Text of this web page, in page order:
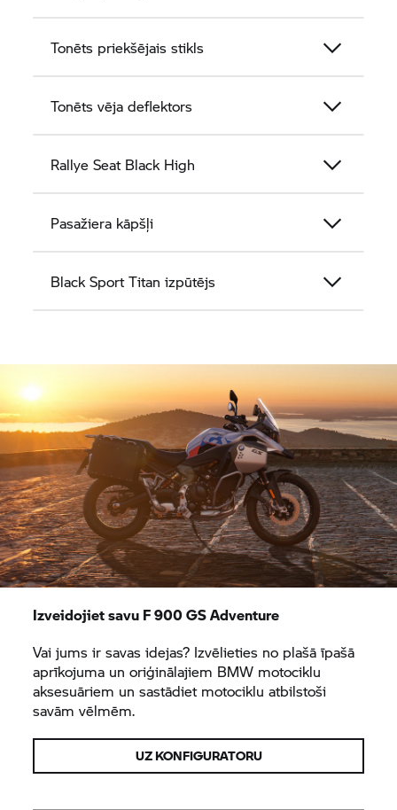
Tonēts priekšējais stikls
Tonēts vēja deflektors
Rallye Seat Black High
Pasažiera kāpšļi
Black Sport Titan izpūtējs
Izveidojiet savu F 900 GS Adventure
Vai jums ir savas idejas? Izvēlieties no plašā īpašā
aprīkojuma un oriģinālajiem BMW motociklu
aksesuāriem un sastādiet motociklu atbilstoši
savām vēlmēm.
UZ KONFIGURATORU